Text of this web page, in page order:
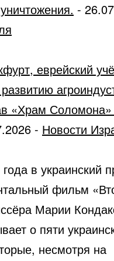
-
еврейский
«Храм
- Новости
в украинский
фильм
Марии
о пяти
несмотря на